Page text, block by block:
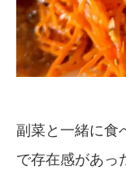
副菜と一緒に食
で存在感があっ